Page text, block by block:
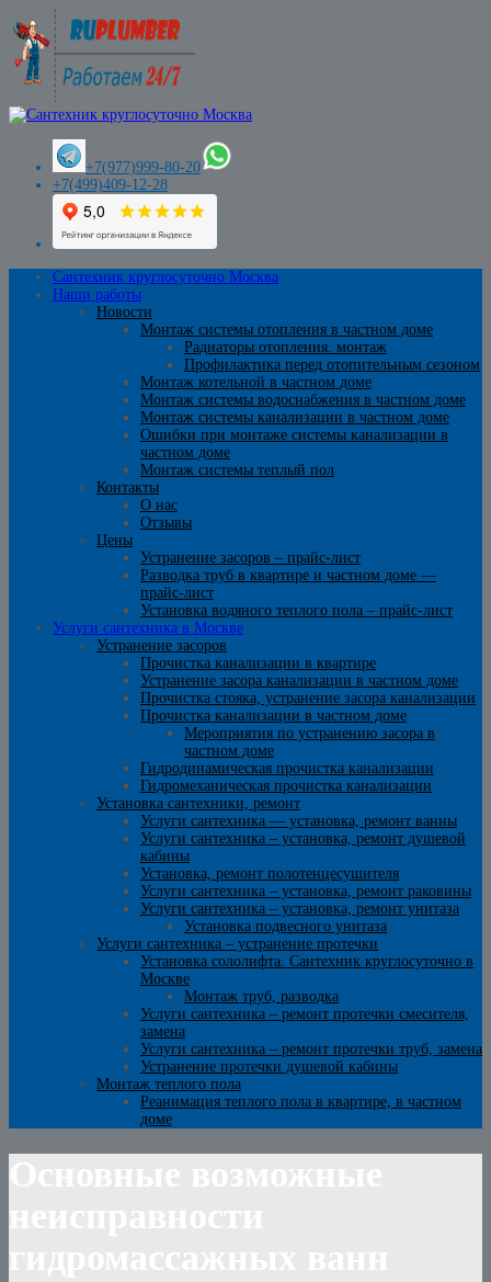
+7(977)999-80-20
+7(499)409-12-28
Сантехник круглосуточно Москва
Наши работы
Новости
Монтаж системы отопления в частном доме
Радиаторы отопления. монтаж
Профилактика перед отопительным сезоном
Монтаж котельной в частном доме
Монтаж системы водоснабжения в частном доме
Монтаж системы канализации в частном доме
Ошибки при монтаже системы канализации в
частном доме
Монтаж системы теплый пол
Контакты
О нас
Отзывы
Цены
Устранение засоров – прайс-лист
Разводка труб в квартире и частном доме —
прайс-лист
Установка водяного теплого пола – прайс-лист
Услуги сантехника в Москве
Устранение засоров
Прочистка канализации в квартире
Устранение засора канализации в частном доме
Прочистка стояка, устранение засора канализации
Прочистка канализации в частном доме
Мероприятия по устранению засора в
частном доме
Гидродинамическая прочистка канализации
Гидромеханическая прочистка канализации
Установка сантехники, ремонт
Услуги сантехника — установка, ремонт ванны
Услуги сантехника – установка, ремонт душевой
кабины
Установка, ремонт полотенцесушителя
Услуги сантехника – установка, ремонт раковины
Услуги сантехника – установка, ремонт унитаза
Установка подвесного унитаза
Услуги сантехника – устранение протечки
Установка сололифта. Сантехник круглосуточно в
Москве
Монтаж труб, разводка
Услуги сантехника – ремонт протечки смесителя,
замена
Услуги сантехника – ремонт протечки труб, замена
Устранение протечки душевой кабины
Монтаж теплого пола
Реанимация теплого пола в квартире, в частном
доме